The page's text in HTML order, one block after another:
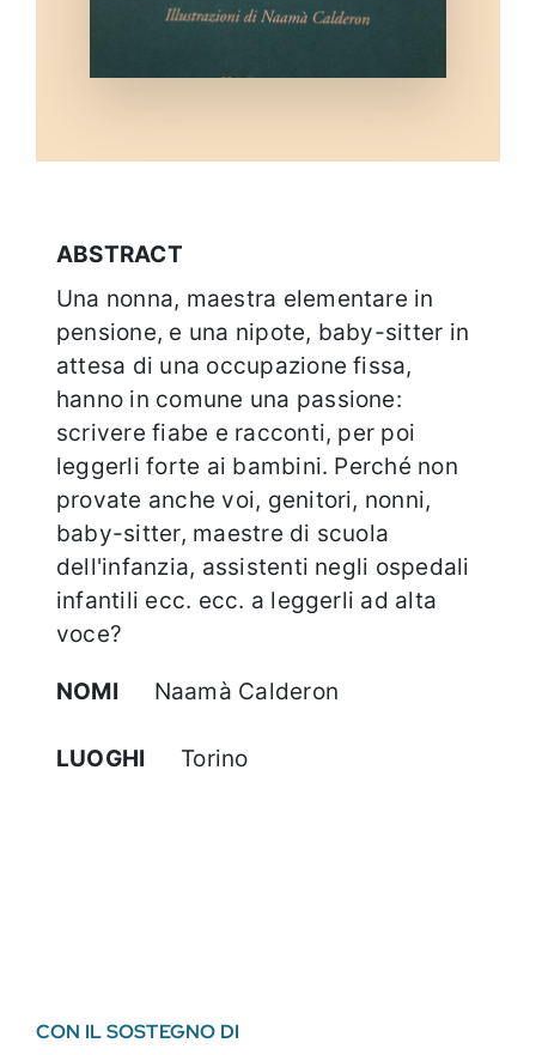
ABSTRACT
Una nonna, maestra elementare in
pensione, e una nipote, baby-sitter in
attesa di una occupazione fissa,
hanno in comune una passione:
scrivere fiabe e racconti, per poi
leggerli forte ai bambini. Perché non
provate anche voi, genitori, nonni,
baby-sitter, maestre di scuola
dell'infanzia, assistenti negli ospedali
infantili ecc. ecc. a leggerli ad alta
voce?
NOMI Naamà Calderon
LUOGHI Torino
CON IL SOSTEGNO DI